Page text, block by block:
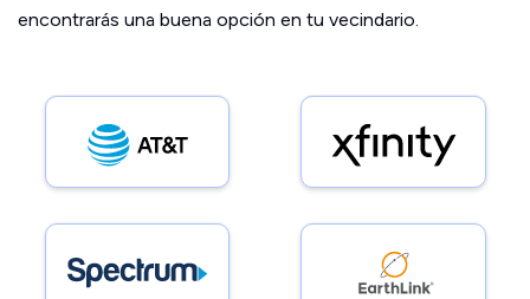
encontrarás una buena opción en tu vecindario.